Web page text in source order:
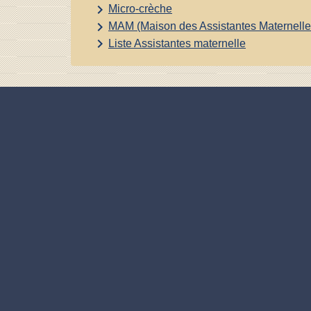
keyboard_arrow_right Micro-crèche
keyboard_arrow_right MAM (Maison des Assistantes
keyboard_arrow_right Liste Assistantes maternelle